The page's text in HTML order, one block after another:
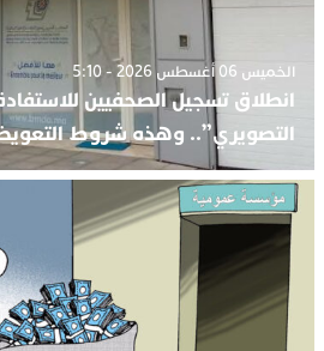
الخميس 06 أغسطس 2026 - 5:10
انطلاق تسجيل الصحفيين
التصويري”.. وهذه شروط